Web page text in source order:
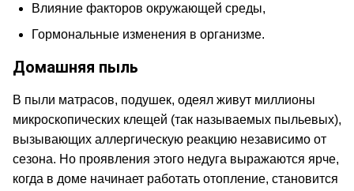
Влияние факторов окружающей среды,
Гормональные изменения в организме.
Домашняя пыль
В пыли матрасов, подушек, одеял живут миллионы
микроскопических клещей (так называемых пыльевых),
вызывающих аллергическую реакцию независимо от
сезона. Но проявления этого недуга выражаются ярче,
когда в доме начинает работать отопление, становится